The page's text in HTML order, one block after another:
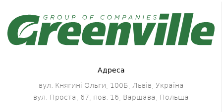
Адреса
вул. Княгині Ольги, 100Б, Львів, Україна
вул. Проста, 67, пов. 16, Варшава, Польща